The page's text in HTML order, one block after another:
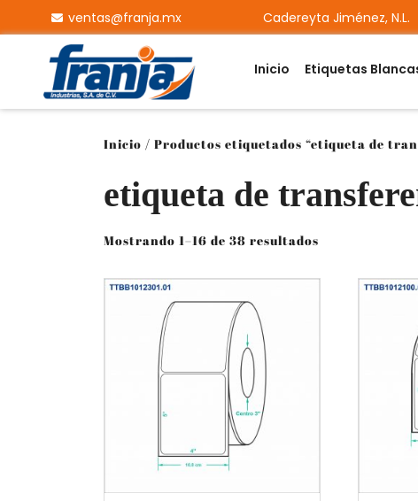
ventas@franja.mx Cadereyta Jiménez, N.L.
Inicio Etiquetas
Inicio / Productos etiquetados “etiqueta de
etiqueta de
Mostrando 1–16 de 38 resultados